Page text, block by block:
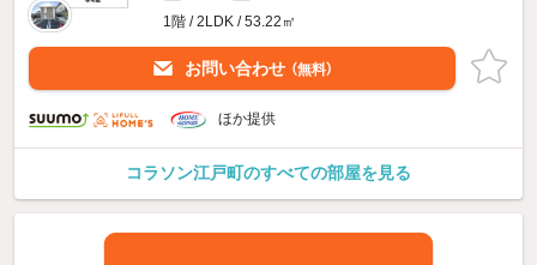
1階 / 2LDK / 53.22㎡
お問い合わせ （無料）
ほか提供
コラソン江戸町のすべての部屋を見る